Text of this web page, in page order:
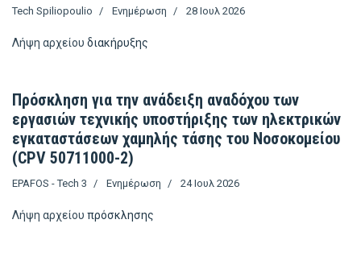
Tech Spiliopoulio Ενημέρωση 28 Ιουλ 2026
Λήψη αρχείου διακήρυξης
Πρόσκληση για την ανάδειξη αναδόχου των
εργασιών τεχνικής υποστήριξης των ηλεκτρικών
εγκαταστάσεων χαμηλής τάσης του Νοσοκομείου
(CPV 50711000-2)
EPAFOS - Tech 3 Ενημέρωση 24 Ιουλ 2026
Λήψη αρχείου πρόσκλησης